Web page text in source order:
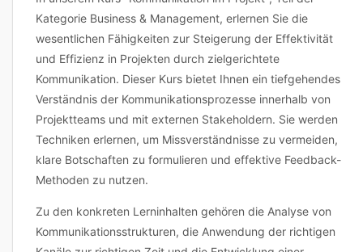
Kategorie Business & Management, erlernen Sie die
wesentlichen Fähigkeiten zur Steigerung der Effektivität
und Effizienz in Projekten durch zielgerichtete
Kommunikation. Dieser Kurs bietet Ihnen ein tiefgehendes
Verständnis der Kommunikationsprozesse innerhalb von
Projektteams und mit externen Stakeholdern. Sie werden
Techniken erlernen, um Missverständnisse zu vermeiden,
klare Botschaften zu formulieren und effektive Feedback-
Methoden zu nutzen.
Zu den konkreten Lerninhalten gehören die Analyse von
Kommunikationsstrukturen, die Anwendung der richtigen